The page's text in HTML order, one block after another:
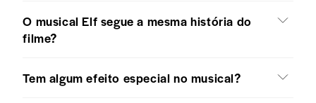
O musical Elf segue a mesma história do
filme?
Tem algum efeito especial no musical?